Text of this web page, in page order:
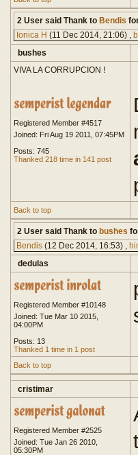
2 User said Thank to Bendis
Ionica H (11 Dec 2014, 21:06) ,
bushes
VIVA LA CORRUPCION !
Registered Member #4517
Joined: Fri Aug 19 2011, 07:45PM
Posts: 745
Thanked 218 time in 141 post
Back to top
2 User said Thank to bushes
Bendis (12 Dec 2014, 16:53) ,
dedulas
Registered Member #10148
Joined: Tue Mar 10 2015,
04:00PM
Posts: 13
Thanked 1 time in 1 post
Back to top
cristimar
Registered Member #2525
Joined: Tue Jan 26 2010,
05:30PM